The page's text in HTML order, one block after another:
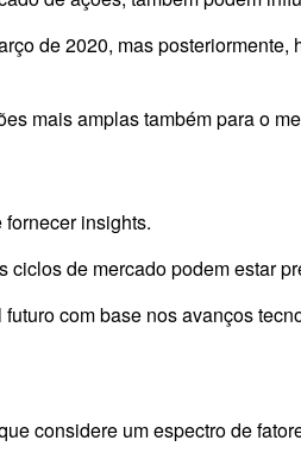
de 2020, mas
mais amplas também para o
insights.
de mercado podem estar
com base nos avanços
considere um espectro de